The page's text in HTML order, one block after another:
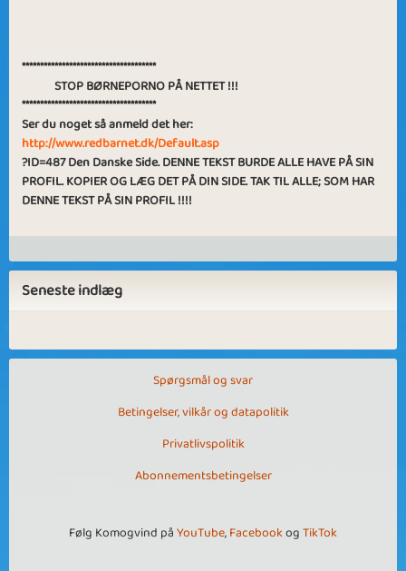
*************************************
STOP BØRNEPORNO PÅ NETTET !!!
*************************************
Ser du noget så anmeld det her:
http://www.redbarnet.dk/Default.asp
?ID=487 Den Danske Side. DENNE TEKST BURDE ALLE HAVE PÅ SIN
PROFIL. KOPIER OG LÆG DET PÅ DIN SIDE. TAK TIL ALLE; SOM HAR
DENNE TEKST PÅ SIN PROFIL !!!!
Seneste indlæg
Spørgsmål og svar
Betingelser, vilkår og datapolitik
Privatlivspolitik
Abonnementsbetingelser
Følg Komogvind påYouTube,FacebookogTikTok